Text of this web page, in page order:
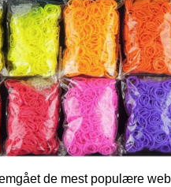
de mest populære